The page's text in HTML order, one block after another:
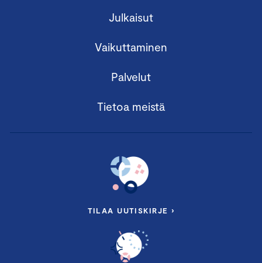
Julkaisut
Vaikuttaminen
Palvelut
Tietoa meistä
TILAA UUTISKIRJE ›